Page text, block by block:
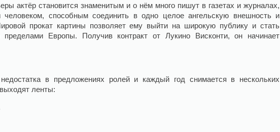
актёр становится знаменитым и о нём много пишут в газетах и журналах,
человеком, способным соединить в одно целое ангельскую внешность и
прокат картины позволяет ему выйти на широкую публику и стать
пределами Европы. Получив контракт от Лукино Висконти, он начинает
в предложениях ролей и каждый год снимается в нескольких
ленты: